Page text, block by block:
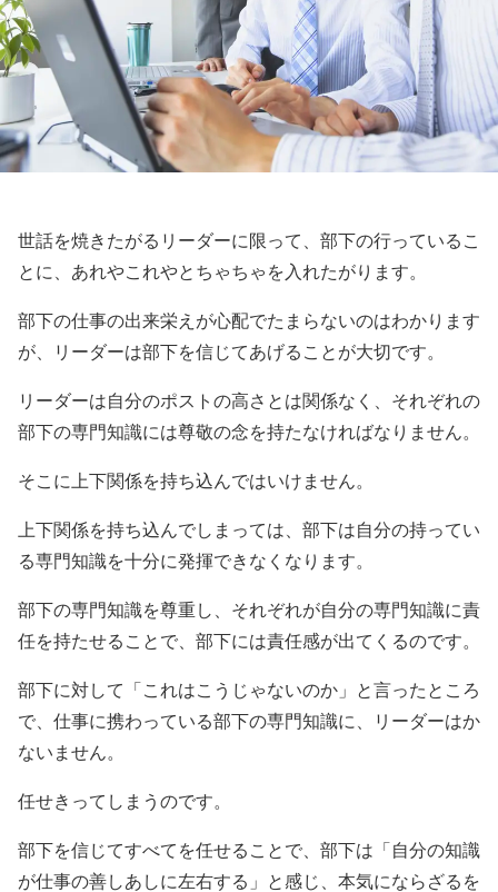
世話を焼きたがるリーダーに限って、部下の行っているこ
とに、あれやこれやとちゃちゃを入れたがります。
部下の仕事の出来栄えが心配でたまらないのはわかります
が、リーダーは部下を信じてあげることが大切です。
リーダーは自分のポストの高さとは関係なく、それぞれの
部下の専門知識には尊敬の念を持たなければなりません。
そこに上下関係を持ち込んではいけません。
上下関係を持ち込んでしまっては、部下は自分の持ってい
る専門知識を十分に発揮できなくなります。
部下の専門知識を尊重し、それぞれが自分の専門知識に責
任を持たせることで、部下には責任感が出てくるのです。
部下に対して「これはこうじゃないのか」と言ったところ
で、仕事に携わっている部下の専門知識に、リーダーはか
ないません。
任せきってしまうのです。
部下を信じてすべてを任せることで、部下は「自分の知識
が仕事の善しあしに左右する」と感じ、本気にならざるを